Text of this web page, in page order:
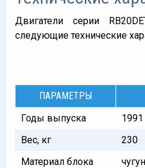
Двигатели серии
следующие технические
ПАРАМЕТРЫ
Годы выпуска
Вес, кг
230
Материал блока
чугун